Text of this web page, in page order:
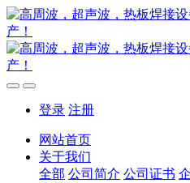
登录 注册
网站首页
关于我们
全部 公司简介 公司证书